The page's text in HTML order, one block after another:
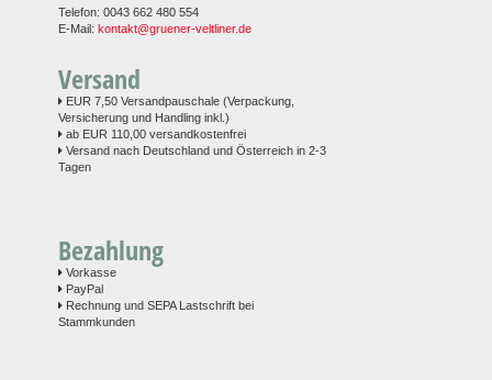
Telefon: 0043 662 480 554
E-Mail: kontakt@gruener-veltliner.de
Versand
EUR 7,50 Versandpauschale (Verpackung,
Versicherung und Handling inkl.)
ab EUR 110,00 versandkostenfrei
Versand nach Deutschland und Österreich in 2-3
Tagen
Bezahlung
Vorkasse
PayPal
Rechnung und SEPA Lastschrift bei
Stammkunden